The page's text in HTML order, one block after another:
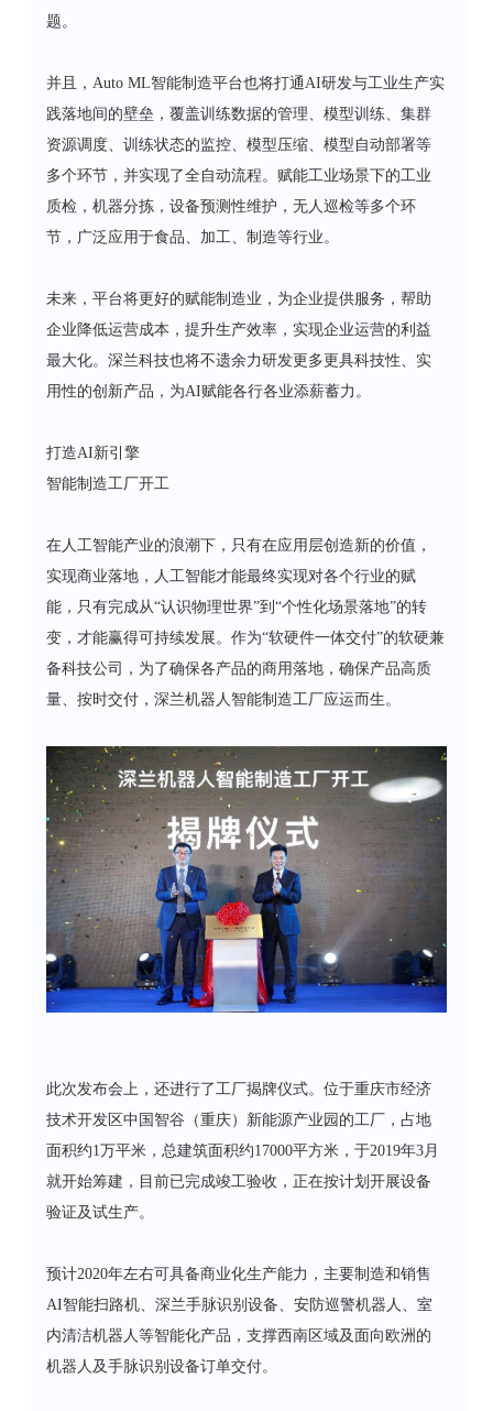
题。
并且，Auto ML智能制造平台也将打通AI研发与工业生产实
践落地间的壁垒，覆盖训练数据的管理、模型训练、集群
资源调度、训练状态的监控、模型压缩、模型自动部署等
多个环节，并实现了全自动流程。赋能工业场景下的工业
质检，机器分拣，设备预测性维护，无人巡检等多个环
节，广泛应用于食品、加工、制造等行业。
未来，平台将更好的赋能制造业，为企业提供服务，帮助
企业降低运营成本，提升生产效率，实现企业运营的利益
最大化。深兰科技也将不遗余力研发更多更具科技性、实
用性的创新产品，为AI赋能各行各业添薪蓄力。
打造AI新引擎
智能制造工厂开工
在人工智能产业的浪潮下，只有在应用层创造新的价值，
实现商业落地，人工智能才能最终实现对各个行业的赋
能，只有完成从“认识物理世界”到“个性化场景落地”的转
变，才能赢得可持续发展。作为“软硬件一体交付”的软硬兼
备科技公司，为了确保各产品的商用落地，确保产品高质
量、按时交付，深兰机器人智能制造工厂应运而生。
此次发布会上，还进行了工厂揭牌仪式。位于重庆市经济
技术开发区中国智谷（重庆）新能源产业园的工厂，占地
面积约1万平米，总建筑面积约17000平方米，于2019年3月
就开始筹建，目前已完成竣工验收，正在按计划开展设备
验证及试生产。
预计2020年左右可具备商业化生产能力，主要制造和销售
AI智能扫路机、深兰手脉识别设备、安防巡警机器人、室
内清洁机器人等智能化产品，支撑西南区域及面向欧洲的
机器人及手脉识别设备订单交付。